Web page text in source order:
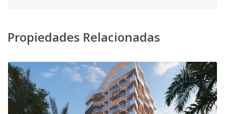
Propiedades Relacionadas